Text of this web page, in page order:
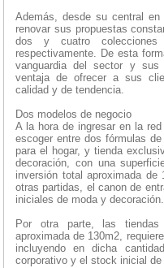
Además, desde su central
renovar sus propuestas
dos y cuatro
respectivamente. De esta
vanguardia del sector y sus
ventaja de ofrecer a sus
calidad y de tendencia.
Dos modelos de negocio
A la hora de ingresar en la
escoger entre dos fórmulas
para el hogar, y tienda
decoración, con una
inversión total aproximada
otras partidas, el canon de
iniciales de moda y decoración.
Por otra parte, las
aproximada de 130m2,
incluyendo en dicha
corporativo y el stock inicial de